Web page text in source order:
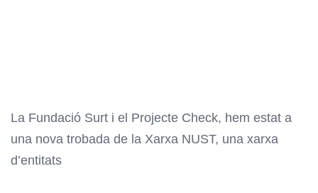
La Fundació Surt i el Projecte Check, hem estat a
una nova trobada de la Xarxa NUST, una xarxa
d’entitats